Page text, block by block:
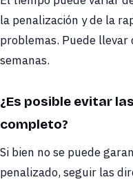
la penalización y de la
problemas. Puede llevar
semanas.
¿Es posible evitar
completo?
Si bien no se puede
penalizado, seguir las